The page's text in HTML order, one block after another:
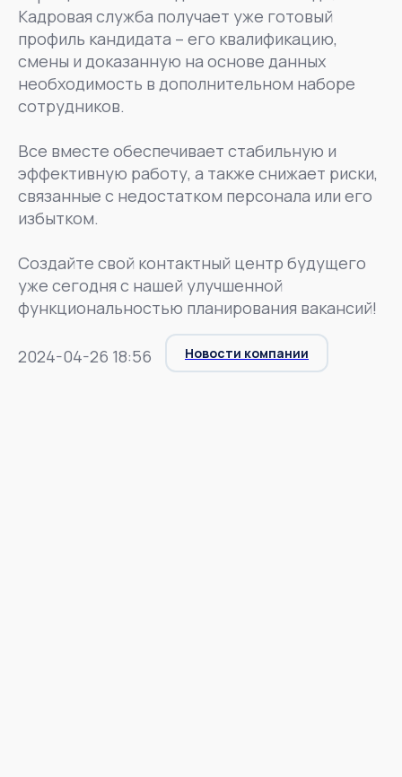
Кадровая служба получает уже готовый
профиль кандидата – его квалификацию,
смены и доказанную на основе данных
необходимость в дополнительном наборе
сотрудников.
Все вместе обеспечивает стабильную и
эффективную работу, а также снижает риски,
связанные с недостатком персонала или его
избытком.
Создайте свой контактный центр будущего
уже сегодня с нашей улучшенной
функциональностью планирования вакансий!
2024-04-26 18:56 Новости компании